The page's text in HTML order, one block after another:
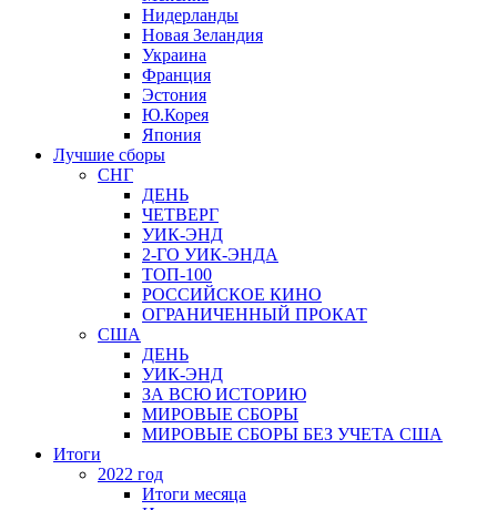
Нидерланды
Новая Зеландия
Украина
Франция
Эстония
Ю.Корея
Япония
Лучшие сборы
СНГ
ДЕНЬ
ЧЕТВЕРГ
УИК-ЭНД
2-ГО УИК-ЭНДА
ТОП-100
РОССИЙСКОЕ КИНО
ОГРАНИЧЕННЫЙ ПРОКАТ
США
ДЕНЬ
УИК-ЭНД
ЗА ВСЮ ИСТОРИЮ
МИРОВЫЕ СБОРЫ
МИРОВЫЕ СБОРЫ БЕЗ УЧЕТА США
Итоги
2022 год
Итоги месяца